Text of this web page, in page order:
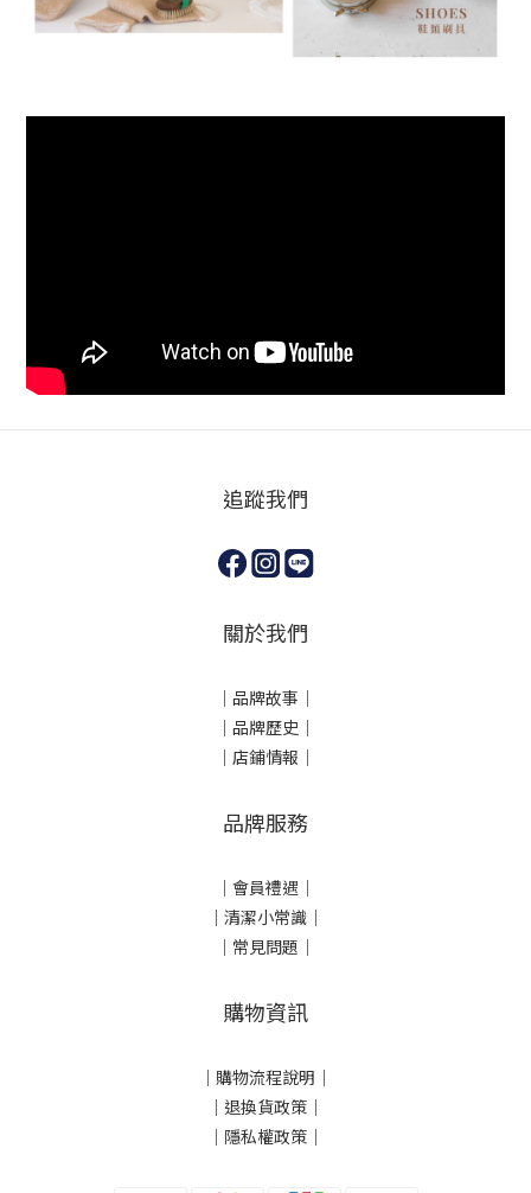
追蹤我們
關於我們
｜ 品牌故事 ｜
｜品牌歷史 ｜
｜店鋪情報｜
品牌服務
｜會員禮遇｜
｜清潔小常識｜
｜常見問題｜
購物資訊
｜ 購物流程說明 ｜
｜ 退換貨政策 ｜
｜ 隱私權政策 ｜